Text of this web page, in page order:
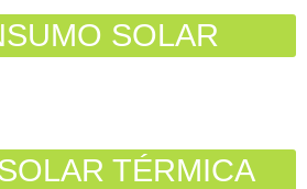
SOLAR
TÉRMICA